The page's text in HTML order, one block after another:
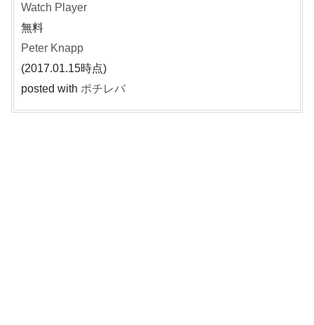
Watch Player
無料
Peter Knapp
(2017.01.15時点)
posted with ポチレバ